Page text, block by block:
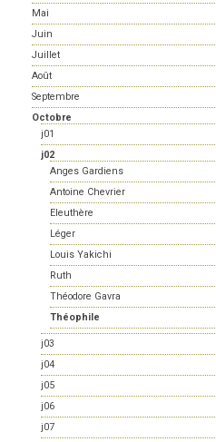
Mai
Juin
Juillet
Août
Septembre
Octobre
j01
j02
Anges Gardiens
Antoine Chevrier
Eleuthère
Léger
Louis Yakichi
Ruth
Théodore Gavra
Théophile
j03
j04
j05
j06
j07